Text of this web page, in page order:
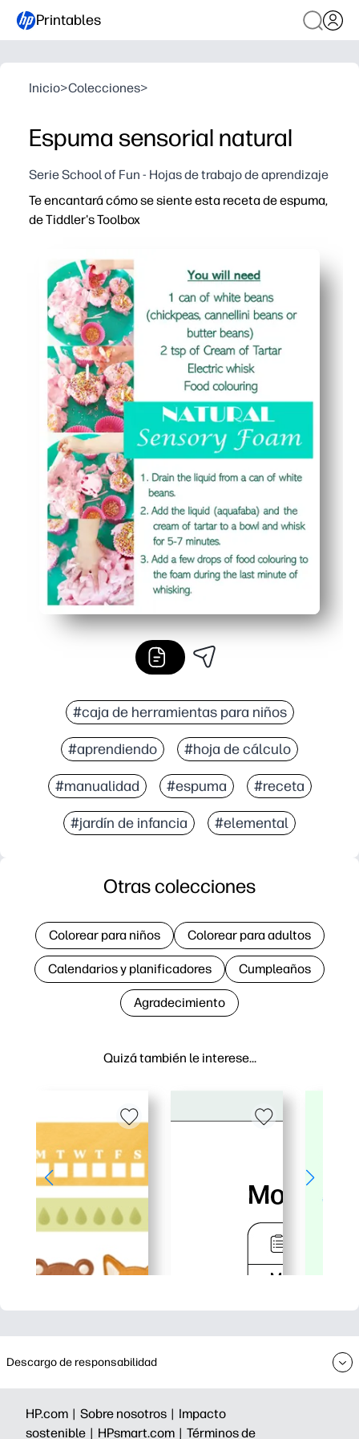
Printables
Inicio>Colecciones>
Espuma sensorial natural
Serie School of Fun - Hojas de trabajo de aprendizaje
Te encantará cómo se siente esta receta de espuma,
de Tiddler's Toolbox
#caja de herramientas para niños
#aprendiendo #hoja de cálculo
#manualidad #espuma #receta
#jardín de infancia #elemental
Quizá también le interese…
Otras colecciones
Colorear para niños Colorear para adultos
Calendarios y planificadores Cumpleaños
Agradecimiento
Descargo de responsabilidad
HP.com | Sobre nosotros | Impacto
sostenible | HPsmart.com | Términos de